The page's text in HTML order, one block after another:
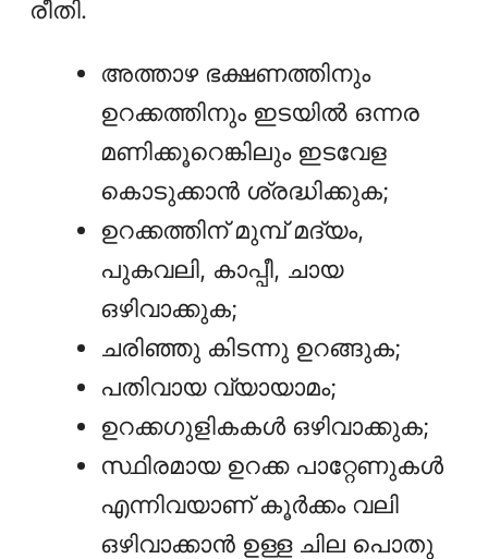
രീതി.
അത്താഴ ഭക്ഷണത്തിനും
ഉറക്കത്തിനും ഇടയിൽ ഒന്നര
മണിക്കൂറെങ്കിലും ഇടവേള
കൊടുക്കാൻ ശ്രദ്ധിക്കുക;
ഉറക്കത്തിന് മുമ്പ് മദ്യം,
പുകവലി, കാപ്പീ, ചായ
ഒഴിവാക്കുക;
ചരിഞ്ഞു കിടന്നു ഉറങ്ങുക;
പതിവായ വ്യായാമം;
ഉറക്കഗുളികകൾ ഒഴിവാക്കുക;
സ്ഥിരമായ ഉറക്ക പാറ്റേണുകൾ
എന്നിവയാണ് കൂർക്കം വലി
ഒഴിവാക്കാൻ ഉള്ള ചില പൊതു